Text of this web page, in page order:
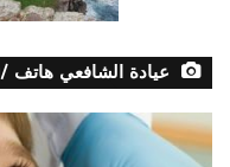
عيادة الشافعي هاتف /26421580